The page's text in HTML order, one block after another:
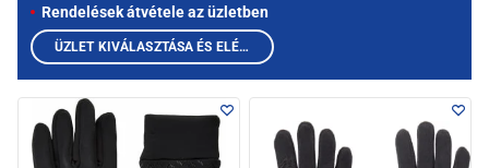
Rendelések átvétele az üzletben
ÜZLET KIVÁLASZTÁSA ÉS ELÉRHETŐ TERMÉKEK MEGTEKINTÉSE